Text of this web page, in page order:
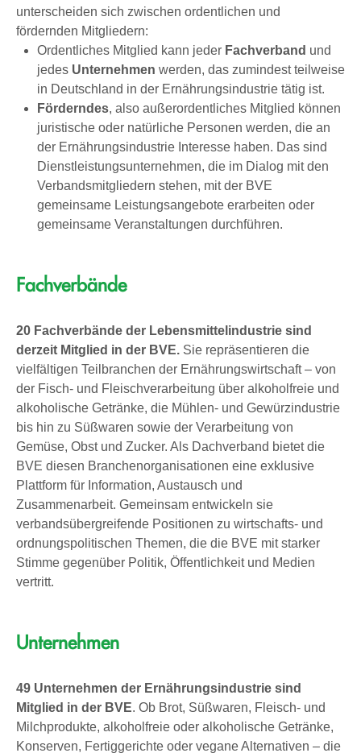
unterscheiden sich zwischen ordentlichen und
fördernden Mitgliedern:
Ordentliches Mitglied kann jeder Fachverband und
jedes Unternehmen werden, das zumindest teilweise
in Deutschland in der Ernährungsindustrie tätig ist.
Förderndes, also außerordentliches Mitglied können
juristische oder natürliche Personen werden, die an
der Ernährungsindustrie Interesse haben. Das sind
Dienstleistungsunternehmen, die im Dialog mit den
Verbandsmitgliedern stehen, mit der BVE
gemeinsame Leistungsangebote erarbeiten oder
gemeinsame Veranstaltungen durchführen.
Fachverbände
20 Fachverbände der Lebensmittelindustrie sind
derzeit Mitglied in der BVE. Sie repräsentieren die
vielfältigen Teilbranchen der Ernährungswirtschaft – von
der Fisch- und Fleischverarbeitung über alkoholfreie und
alkoholische Getränke, die Mühlen- und Gewürzindustrie
bis hin zu Süßwaren sowie der Verarbeitung von
Gemüse, Obst und Zucker. Als Dachverband bietet die
BVE diesen Branchenorganisationen eine exklusive
Plattform für Information, Austausch und
Zusammenarbeit. Gemeinsam entwickeln sie
verbandsübergreifende Positionen zu wirtschafts- und
ordnungspolitischen Themen, die die BVE mit starker
Stimme gegenüber Politik, Öffentlichkeit und Medien
vertritt.
Unternehmen
49 Unternehmen der Ernährungsindustrie sind
Mitglied in der BVE. Ob Brot, Süßwaren, Fleisch- und
Milchprodukte, alkoholfreie oder alkoholische Getränke,
Konserven, Fertiggerichte oder vegane Alternativen – die